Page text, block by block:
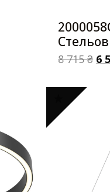
8 715₴ 6